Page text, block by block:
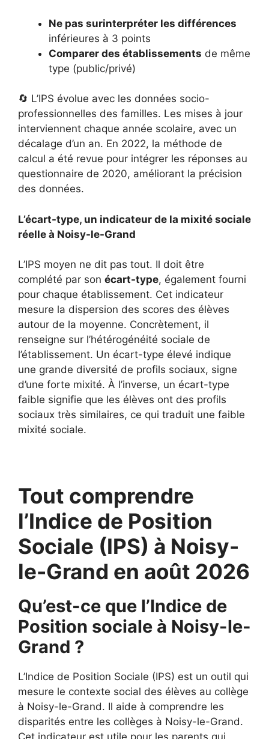
Ne pas surinterpréter les différences
inférieures à 3 points
Comparer des établissements de même
type (public/privé)
🔄 L’IPS évolue avec les données socio-
professionnelles des familles. Les mises à jour
interviennent chaque année scolaire, avec un
décalage d’un an. En 2022, la méthode de
calcul a été revue pour intégrer les réponses au
questionnaire de 2020, améliorant la précision
des données.
L’écart-type, un indicateur de la mixité sociale
réelle à Noisy-le-Grand
L’IPS moyen ne dit pas tout. Il doit être
complété par son écart-type, également fourni
pour chaque établissement. Cet indicateur
mesure la dispersion des scores des élèves
autour de la moyenne. Concrètement, il
renseigne sur l’hétérogénéité sociale de
l’établissement. Un écart-type élevé indique
une grande diversité de profils sociaux, signe
d’une forte mixité. À l’inverse, un écart-type
faible signifie que les élèves ont des profils
sociaux très similaires, ce qui traduit une faible
mixité sociale.
Tout comprendre
l’Indice de Position
Sociale (IPS) à Noisy-
le-Grand en août 2026
Qu’est-ce que l’Indice de
Position sociale à Noisy-le-
Grand ?
L’Indice de Position Sociale (IPS) est un outil qui
mesure le contexte social des élèves au collège
à Noisy-le-Grand. Il aide à comprendre les
disparités entre les collèges à Noisy-le-Grand.
Cet indicateur est utile pour les parents qui